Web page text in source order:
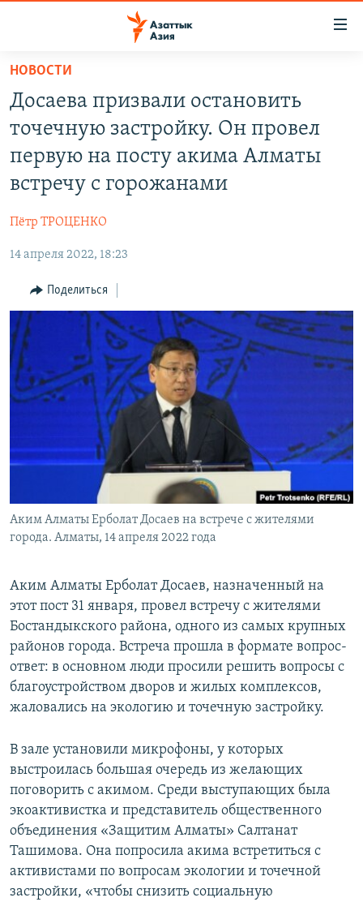
Вернуться
основному
содержанию
главной
Вернутся
НОВОСТИ
ВОЙНА В УКРАИНЕ
КЫРГЫЗЧА
ЎЗБЕКЧА
ТОҶИКӢ
TÜRKMENÇE
ПОДПИШИТЕСЬ НА НАС В СОЦСЕТЯХ
Все сайты РСЕ/РС
НОВОСТИ
Досаева призвали остановить
точечную застройку. Он провел
первую на посту акима Алматы
встречу с горожанами
Пётр ТРОЦЕНКО
14 апреля 2022, 18:23
Поделиться
Аким Алматы Ерболат Досаев на встрече с жителями
города. Алматы, 14 апреля 2022 года
Аким Алматы Ерболат Досаев, назначенный на
этот пост 31 января, провел встречу с жителями
Бостандыкского района, одного из самых крупных
районов города. Встреча прошла в формате вопрос-
ответ: в основном люди просили решить вопросы с
благоустройством дворов и жилых комплексов,
жаловались на экологию и точечную застройку.
В зале установили микрофоны, у которых
выстроилась большая очередь из желающих
поговорить с акимом. Среди выступающих была
экоактивистка и представитель общественного
объединения «Защитим Алматы» Салтанат
Ташимова. Она попросила акима встретиться с
активистами по вопросам экологии и точечной
застройки, «чтобы снизить социальную